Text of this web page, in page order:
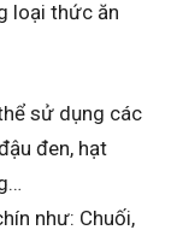
loại thức ăn
sử dụng các
đen, hạt
như: Chuối,